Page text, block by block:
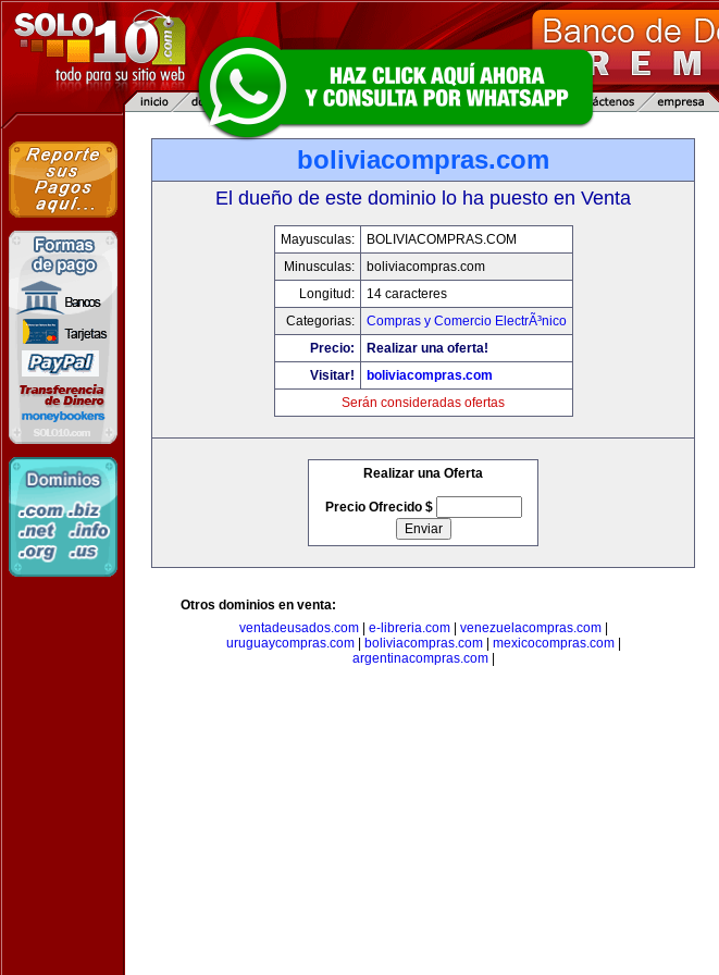
boliviacompras.com
El dueño de este dominio lo ha puesto en Venta
Mayusculas:
BOLIVIACOMPRAS.COM
Minusculas:
boliviacompras.com
Longitud:
14 caracteres
Categorias:
Compras y Comercio ElectrÃ³nico
Precio:
Realizar una oferta!
Visitar!
boliviacompras.com
Serán consideradas ofertas
Realizar una Oferta
Precio Ofrecido $
Otros dominios en venta:
ventadeusados.com| e-libreria.com| venezuelacompras.com|
uruguaycompras.com| boliviacompras.com| mexicocompras.com|
argentinacompras.com|